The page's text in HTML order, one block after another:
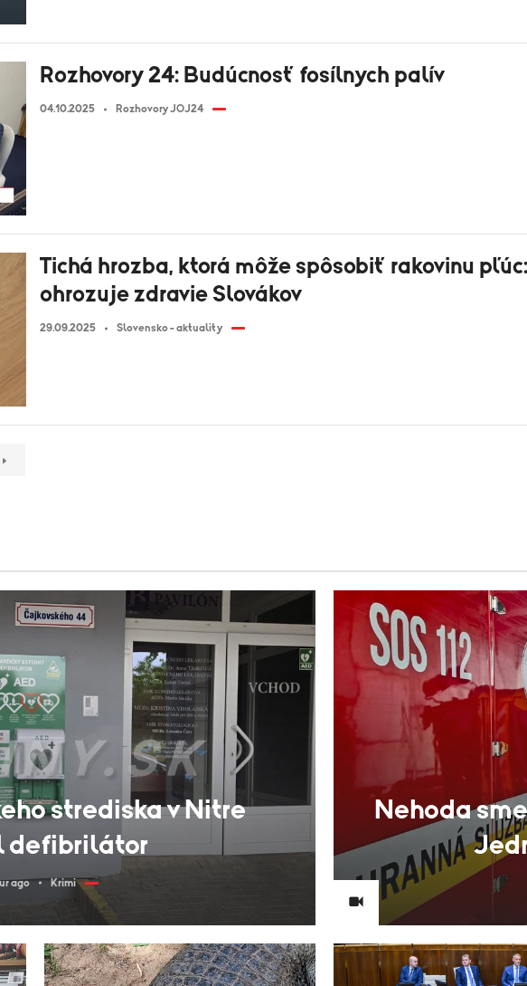
Rozhovory 24: Budúcnosť fosílnych palív
04.10.2025 Rozhovory JOJ24
Tichá hrozba, ktorá môže spôsobiť rakovinu
ohrozuje zdravie Slovákov
29.09.2025 Slovensko - aktuality
strediska v Nitre
defibrilátor
ago Krimi
Nehoda